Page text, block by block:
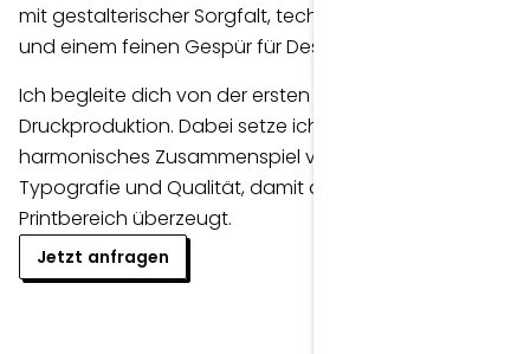
mit gestalterischer Sorgfalt, technischem Know-how
und einem feinen Gespür für Design umgesetzt.
Ich begleite dich von der ersten Idee bis zur fertigen
Druckproduktion. Dabei setze ich auf ein
harmonisches Zusammenspiel von Gestaltung,
Typografie und Qualität, damit deine Marke auch im
Printbereich überzeugt.
Jetzt anfragen